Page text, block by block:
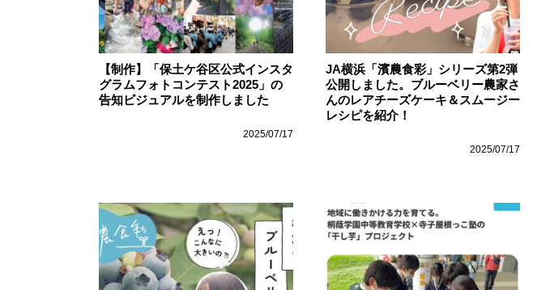
【制作】「保土ケ谷区公式インスタ
グラムフォトコンテスト2025」の
告知ビジュアルを制作しました
2025/07/17
JA横浜「濱農食彩」シリーズ第2弾
公開しました。ブルーベリー農家さ
んのレアチーズケーキ＆スムージー
レシピを紹介！
2025/07/17